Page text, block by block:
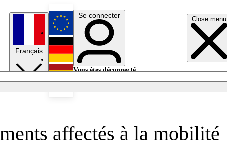
Close menu
Français
English
Deutsch
Se connecter
Vous êtes déconnecté.
affectés à la mobilité